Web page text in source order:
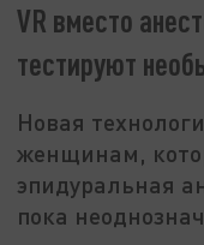
VR вместо
тестируют
Новая
женщинам,
эпидуральная
пока